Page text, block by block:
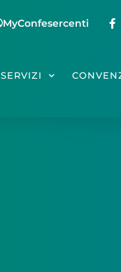
MyConfesercenti
SERVIZI